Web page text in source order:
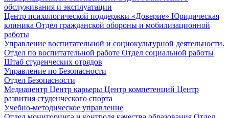
обслуживания и эксплуатации
Центр психологической поддержки «Доверие» Юридическая
клиника Отдел гражданской обороны и мобилизационной
работы
Управление воспитательной и социокультурной деятельности.
Отдел по воспитательной работе Отдел социальной работы
Штаб студенческих отрядов
Управление по Безопасности
Отдел Безопасности
Медиацентр Центр карьеры Центр компетенций Центр
развития студенческого спорта
Учебно-методическое управление